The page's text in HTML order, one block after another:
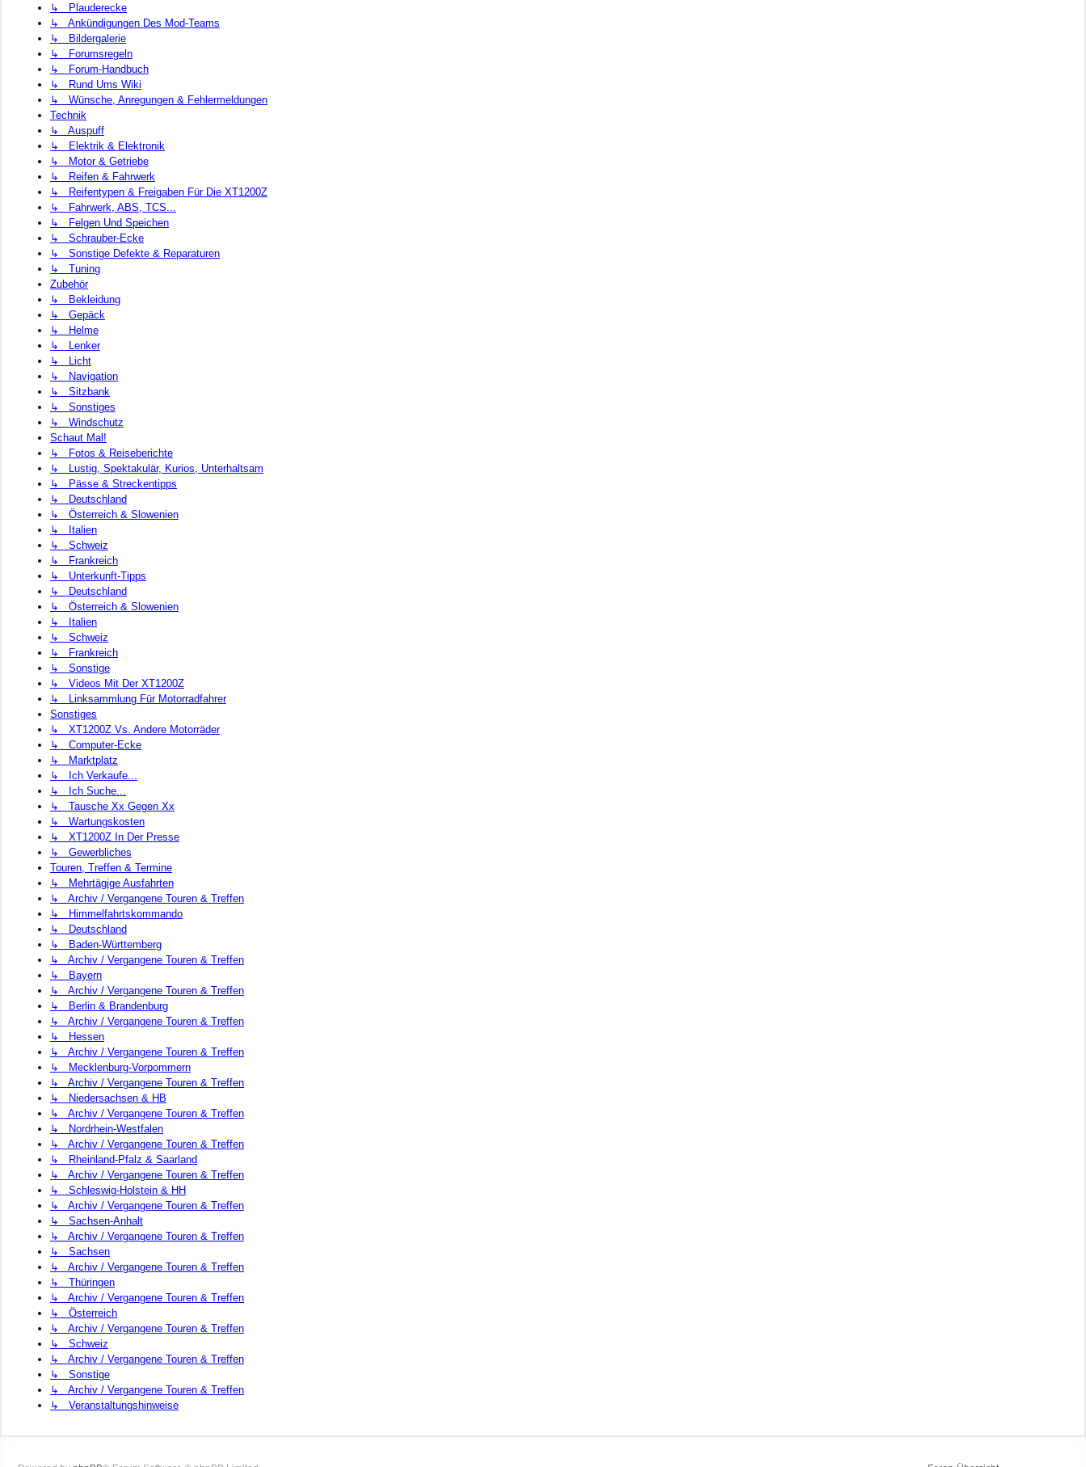
↳ Plauderecke
↳ Ankündigungen Des Mod-Teams
↳ Bildergalerie
↳ Forumsregeln
↳ Forum-Handbuch
↳ Rund Ums Wiki
↳ Wünsche, Anregungen & Fehlermeldungen
Technik
↳ Auspuff
↳ Elektrik & Elektronik
↳ Motor & Getriebe
↳ Reifen & Fahrwerk
↳ Reifentypen & Freigaben Für Die XT1200Z
↳ Fahrwerk, ABS, TCS...
↳ Felgen Und Speichen
↳ Schrauber-Ecke
↳ Sonstige Defekte & Reparaturen
↳ Tuning
Zubehör
↳ Bekleidung
↳ Gepäck
↳ Helme
↳ Lenker
↳ Licht
↳ Navigation
↳ Sitzbank
↳ Sonstiges
↳ Windschutz
Schaut Mal!
↳ Fotos & Reiseberichte
↳ Lustig, Spektakulär, Kurios, Unterhaltsam
↳ Pässe & Streckentipps
↳ Deutschland
↳ Österreich & Slowenien
↳ Italien
↳ Schweiz
↳ Frankreich
↳ Unterkunft-Tipps
↳ Deutschland
↳ Österreich & Slowenien
↳ Italien
↳ Schweiz
↳ Frankreich
↳ Sonstige
↳ Videos Mit Der XT1200Z
↳ Linksammlung Für Motorradfahrer
Sonstiges
↳ XT1200Z Vs. Andere Motorräder
↳ Computer-Ecke
↳ Marktplatz
↳ Ich Verkaufe...
↳ Ich Suche...
↳ Tausche Xx Gegen Xx
↳ Wartungskosten
↳ XT1200Z In Der Presse
↳ Gewerbliches
Touren, Treffen & Termine
↳ Mehrtägige Ausfahrten
↳ Archiv / Vergangene Touren & Treffen
↳ Himmelfahrtskommando
↳ Deutschland
↳ Baden-Württemberg
↳ Archiv / Vergangene Touren & Treffen
↳ Bayern
↳ Archiv / Vergangene Touren & Treffen
↳ Berlin & Brandenburg
↳ Archiv / Vergangene Touren & Treffen
↳ Hessen
↳ Archiv / Vergangene Touren & Treffen
↳ Mecklenburg-Vorpommern
↳ Archiv / Vergangene Touren & Treffen
↳ Niedersachsen & HB
↳ Archiv / Vergangene Touren & Treffen
↳ Nordrhein-Westfalen
↳ Archiv / Vergangene Touren & Treffen
↳ Rheinland-Pfalz & Saarland
↳ Archiv / Vergangene Touren & Treffen
↳ Schleswig-Holstein & HH
↳ Archiv / Vergangene Touren & Treffen
↳ Sachsen-Anhalt
↳ Archiv / Vergangene Touren & Treffen
↳ Sachsen
↳ Archiv / Vergangene Touren & Treffen
↳ Thüringen
↳ Archiv / Vergangene Touren & Treffen
↳ Österreich
↳ Archiv / Vergangene Touren & Treffen
↳ Schweiz
↳ Archiv / Vergangene Touren & Treffen
↳ Sonstige
↳ Archiv / Vergangene Touren & Treffen
↳ Veranstaltungshinweise